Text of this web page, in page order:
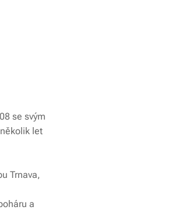
se svým
let
Trnava,
a